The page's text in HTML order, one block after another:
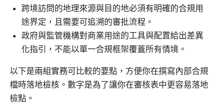
跨境訪問的地理來源與目的地必須有明確的合規用
途界定，且需要可追溯的審批流程。
政府與監管機構對商業用途的工具與配置給出差異
化指引，不能以單一合規框架覆蓋所有情境。
以下是兩組實務可比較的要點，方便你在撰寫內部合規
檔時落地檢核。數字是為了讓你在審核表中更容易落地
檢點。